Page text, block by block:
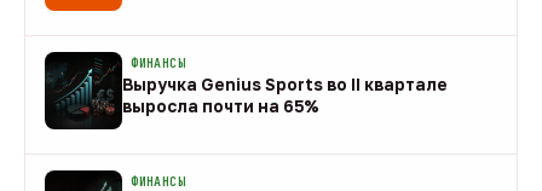
ФИНАНСЫ
Выручка Genius Sports во II квартале
выросла почти на 65%
ФИНАНСЫ